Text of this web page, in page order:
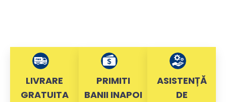
LIVRARE
GRATUITA
PRIMITI
BANII INAPOI
ASISTENȚĂ
DE